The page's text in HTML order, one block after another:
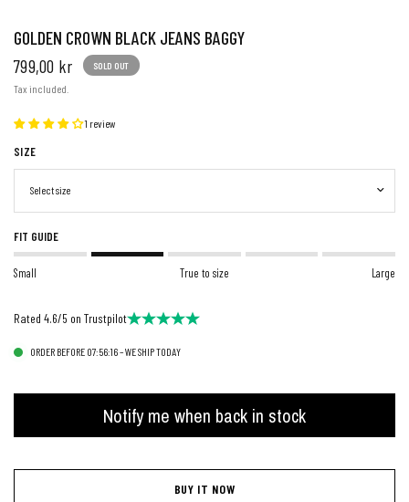
GOLDEN CROWN BLACK JEANS BAGGY
799,00 kr
SOLD OUT
Tax included.
1 review
SIZE
FIT GUIDE
Small True to size Large
Rated 4.6/5 on Trustpilot
ORDER BEFORE 07:56:15 – WE SHIP TODAY
Notify me when back in stock
BUY IT NOW